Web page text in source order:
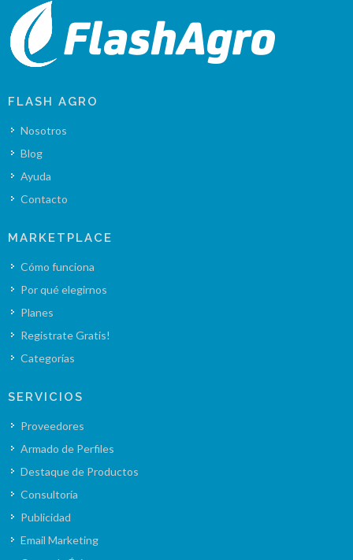
FLASH AGRO
Nosotros
Blog
Ayuda
Contacto
MARKETPLACE
Cómo funciona
Por qué elegirnos
Planes
Registrate Gratis!
Categorías
SERVICIOS
Proveedores
Armado de Perfiles
Destaque de Productos
Consultoría
Publicidad
Email Marketing